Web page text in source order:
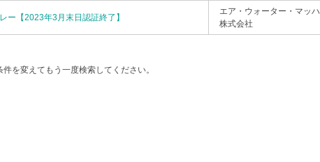
ー【2023年3月末日認証終了】
エア・ウォーター・マッハ
株式会社
を変えてもう一度検索してください。